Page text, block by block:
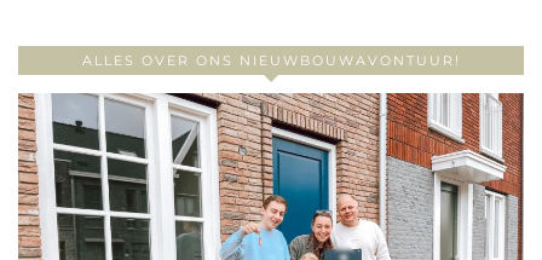
ALLES OVER ONS NIEUWBOUWAVONTUUR!